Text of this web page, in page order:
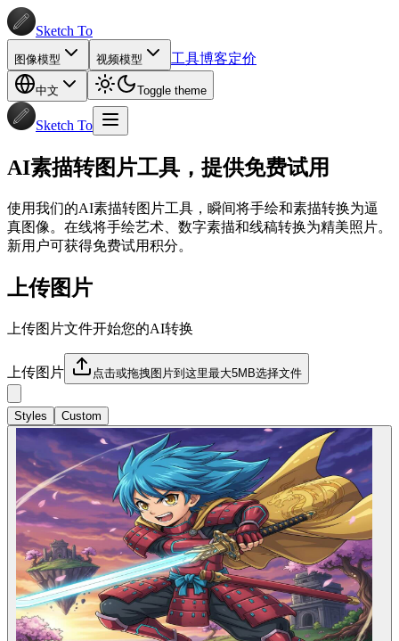
Sketch To
图像模型 视频模型 工具博客定价
中文 Toggle theme
Sketch To
AI素描转图片工具，提供免费试用
使用我们的AI素描转图片工具，瞬间将手绘和素描转换为逼
真图像。在线将手绘艺术、数字素描和线稿转换为精美照片。
新用户可获得免费试用积分。
上传图片
上传图片文件开始您的AI转换
上传图片 点击或拖拽图片到这里最大5MB选择文件
Styles Custom